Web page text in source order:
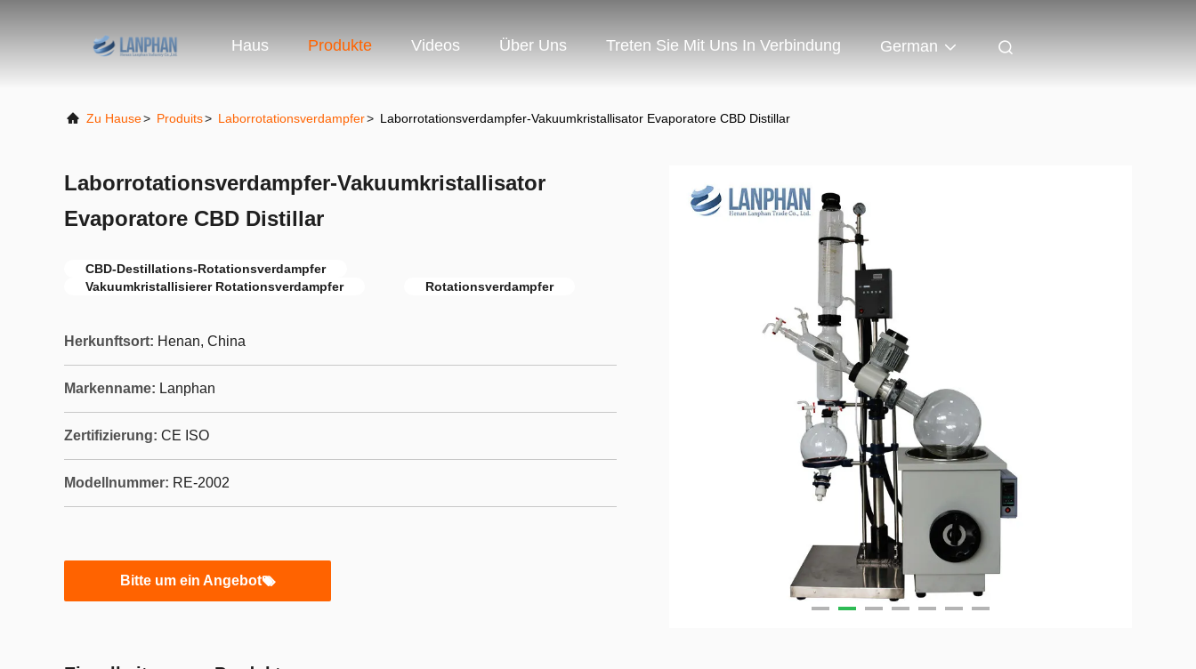
Haus Produkte Videos Über Uns Treten Sie Mit Uns In Verbindung German
Zu Hause> Produits> Laborrotationsverdampfer> Laborrotationsverdampfer-Vakuumkristallisator Evaporatore CBD Distillar
Laborrotationsverdampfer-Vakuumkristallisator
Evaporatore CBD Distillar
CBD-Destillations-Rotationsverdampfer
Vakuumkristallisierer Rotationsverdampfer
Rotationsverdampfer
Herkunftsort: Henan, China
Markenname: Lanphan
Zertifizierung: CE ISO
Modellnummer: RE-2002
Bitte um ein Angebot